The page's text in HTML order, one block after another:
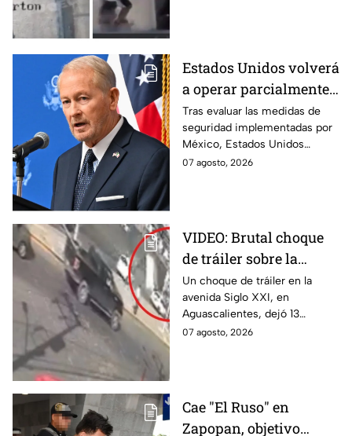
Estados Unidos volverá
a operar parcialmente
en Michoacán tras
suspensión por
motivos de seguridad
Tras evaluar las medidas de
seguridad implementadas por
México, Estados Unidos
reanudará parcialmente sus
07 agosto, 2026
VIDEO: Brutal choque
de tráiler sobre la
avenida Siglo XXI en
Aguascalientes deja
varios heridos y
destrozos
Un choque de tráiler en la
avenida Siglo XXI, en
Aguascalientes, dejó 13
heridos y varios vehículos
07 agosto, 2026
Cae "El Ruso" en
Zapopan, objetivo